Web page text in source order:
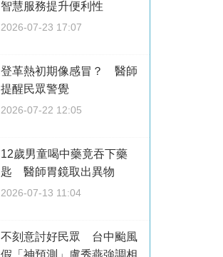
智慧服務提升便利性
2026-07-23 17:07
登革熱初期像感冒？ 醫師
提醒民眾警覺
2026-07-22 12:05
12歲男童喝中藥竟吞下藥
匙 醫師胃鏡取出異物
2026-07-13 11:04
不刻意討好民眾 台中颱風
假「神預測」盧秀燕強調相